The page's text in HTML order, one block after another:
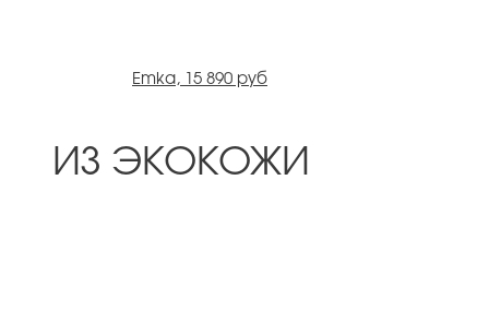
Emka, 15 890 руб
ИЗ ЭКОКОЖИ